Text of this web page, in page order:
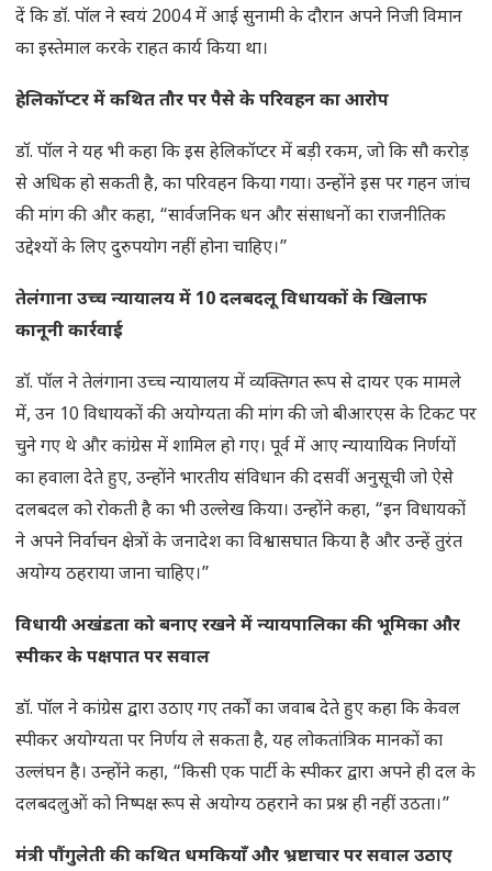
दें कि डॉ. पॉल ने स्वयं 2004 में आई सुनामी के दौरान अपने निजी विमान
का इस्तेमाल करके राहत कार्य किया था।
हेलिकॉप्टर में कथित तौर पर पैसे के परिवहन का आरोप
डॉ. पॉल ने यह भी कहा कि इस हेलिकॉप्टर में बड़ी रकम, जो कि सौ करोड़
से अधिक हो सकती है, का परिवहन किया गया। उन्होंने इस पर गहन जांच
की मांग की और कहा, “सार्वजनिक धन और संसाधनों का राजनीतिक
उद्देश्यों के लिए दुरुपयोग नहीं होना चाहिए।”
तेलंगाना उच्च न्यायालय में 10 दलबदलू विधायकों के खिलाफ
कानूनी कार्रवाई
डॉ. पॉल ने तेलंगाना उच्च न्यायालय में व्यक्तिगत रूप से दायर एक मामले
में, उन 10 विधायकों की अयोग्यता की मांग की जो बीआरएस के टिकट पर
चुने गए थे और कांग्रेस में शामिल हो गए। पूर्व में आए न्यायायिक निर्णयों
का हवाला देते हुए, उन्होंने भारतीय संविधान की दसवीं अनुसूची जो ऐसे
दलबदल को रोकती है का भी उल्लेख किया। उन्होंने कहा, “इन विधायकों
ने अपने निर्वाचन क्षेत्रों के जनादेश का विश्वासघात किया है और उन्हें तुरंत
अयोग्य ठहराया जाना चाहिए।”
विधायी अखंडता को बनाए रखने में न्यायपालिका की भूमिका और
स्पीकर के पक्षपात पर सवाल
डॉ. पॉल ने कांग्रेस द्वारा उठाए गए तर्कों का जवाब देते हुए कहा कि केवल
स्पीकर अयोग्यता पर निर्णय ले सकता है, यह लोकतांत्रिक मानकों का
उल्लंघन है। उन्होंने कहा, “किसी एक पार्टी के स्पीकर द्वारा अपने ही दल के
दलबदलुओं को निष्पक्ष रूप से अयोग्य ठहराने का प्रश्न ही नहीं उठता।”
मंत्री पौंगुलेती की कथित धमकियाँ और भ्रष्टाचार पर सवाल उठाए